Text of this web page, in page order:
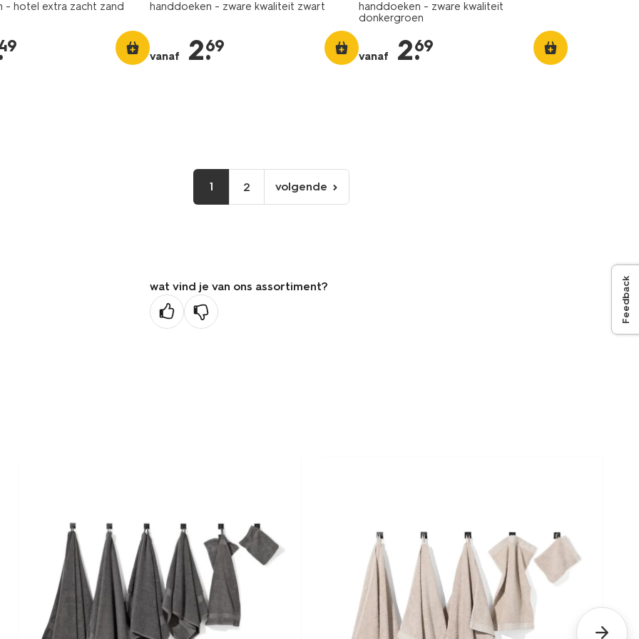
- hotel extra zacht zand handdoeken - zware kwaliteit zwart
vanaf 2.
69
handdoeken - zware kwaliteit
donkergroen
vanaf 2.
69
1 2
volgende
pagina
volgende
wat vind je van ons assortiment? Feedback